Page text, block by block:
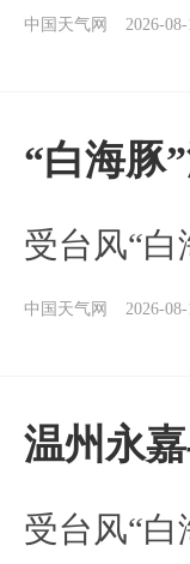
中国天气网 2026-
“白海豚
受台风“
中国天气网 2026-
温州永
受台风“